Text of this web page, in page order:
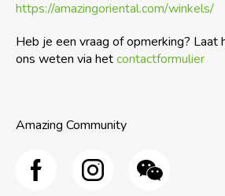
https://amazingoriental.com/winkels/
Heb je een vraag of opmerking? Laat
ons weten via hetcontactformulier
Amazing Community